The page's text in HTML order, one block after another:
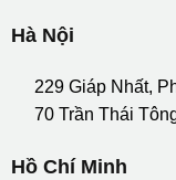
Hà Nội
229 Giáp Nhất,
70 Trần Thái
Hồ Chí Minh